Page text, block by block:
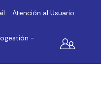
Atención al Usuario
-